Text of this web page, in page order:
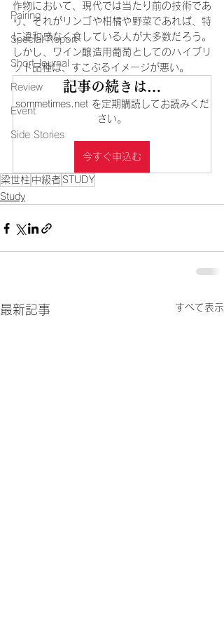
Pairing
Special Report
Short Journal
Review
Event
Side Stories
作物において、現代では当たり前の技術であ
り、それがリンゴや柑橘や野菜であれば、特
に違和感なく食している人が大多数だろう。
しかし、ワイン醸造用葡萄としてのハイブリ
ッド品種は、すこぶるイメージが悪い。
記事の続きは…
sommetimes.net を定期購読してお読みくだ
さい。
今すぐ申込む
梁世柱 中級者 STUDY
Study
最新記事 すべて表示